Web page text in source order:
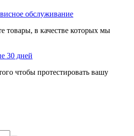
обслуживание
товары, в качестве которых мы
30 дней
чтобы протестировать вашу